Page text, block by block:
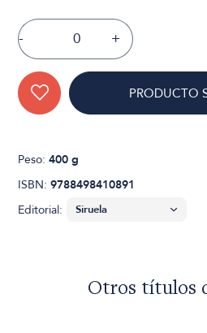
- +
PRODUCTO
Peso:400 g
ISBN:9788498410891
Editorial:
Otros títulos